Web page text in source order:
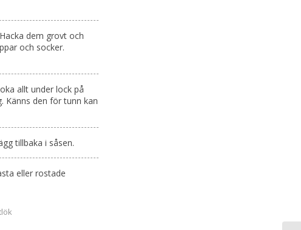
dem grovt och
och socker.
allt under lock på
Känns den för tunn kan
tillbaka i såsen.
eller rostade